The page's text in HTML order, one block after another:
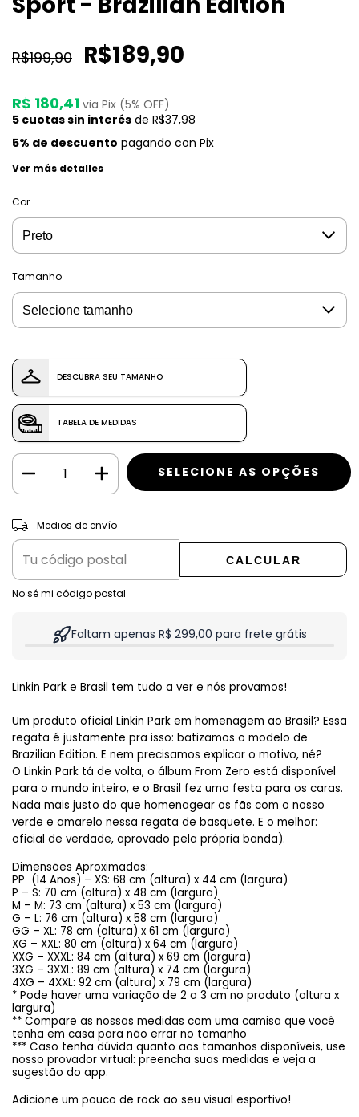
R$199,90 R$189,90
R$ 180,41 via Pix (5% OFF)
5 cuotas sin interés de R$37,98
5% de descuento pagando con Pix
Ver más detalles
Cor
Tamanho
DESCUBRA SEU TAMANHO
TABELA DE MEDIDAS
Entregas para el CP:
Medios de envío
CALCULAR
No sé mi código postal
Faltam apenas R$ 299,00 para frete grátis
Linkin Park e Brasil tem tudo a ver e nós provamos!
Um produto oficial Linkin Park em homenagem ao Brasil? Essa
regata é justamente pra isso: batizamos o modelo de
Brazilian Edition. E nem precisamos explicar o motivo, né?
O Linkin Park tá de volta, o álbum From Zero está disponível
para o mundo inteiro, e o Brasil fez uma festa para os caras.
Nada mais justo do que homenagear os fãs com o nosso
verde e amarelo nessa regata de basquete. E o melhor:
oficial de verdade, aprovado pela própria banda).
Dimensões Aproximadas:
PP  (14 Anos) – XS: 68 cm (altura) x 44 cm (largura)
P – S: 70 cm (altura) x 48 cm (largura)
M – M: 73 cm (altura) x 53 cm (largura)
G – L: 76 cm (altura) x 58 cm (largura)
GG – XL: 78 cm (altura) x 61 cm (largura)
XG – XXL: 80 cm (altura) x 64 cm (largura)
XXG – XXXL: 84 cm (altura) x 69 cm (largura)
3XG – 3XXL: 89 cm (altura) x 74 cm (largura)
4XG – 4XXL: 92 cm (altura) x 79 cm (largura)
* Pode haver uma variação de 2 a 3 cm no produto (altura x
largura)
** Compare as nossas medidas com uma camisa que você
tenha em casa para não errar no tamanho
*** Caso tenha dúvida quanto aos tamanhos disponíveis, use
nosso provador virtual: preencha suas medidas e veja a
sugestão do app.
Adicione um pouco de rock ao seu visual esportivo!